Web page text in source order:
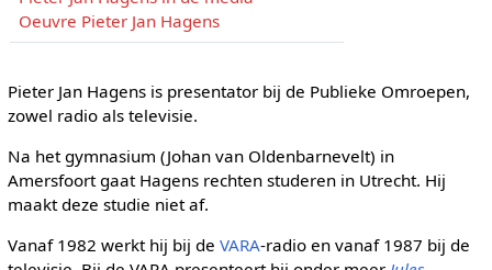
Oeuvre Pieter Jan Hagens
Pieter Jan Hagens is presentator bij de Publieke Omroepen,
zowel radio als televisie.
Na het gymnasium (Johan van Oldenbarnevelt) in
Amersfoort gaat Hagens rechten studeren in Utrecht. Hij
maakt deze studie niet af.
Vanaf 1982 werkt hij bij de VARA-radio en vanaf 1987 bij de